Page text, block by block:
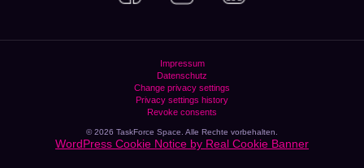
Impressum
Datenschutz
Change privacy settings
Privacy settings history
Revoke consents
© 2026 TaskForce Space. Alle Rechte vorbehalten.
WordPress Cookie Notice by Real Cookie Banner